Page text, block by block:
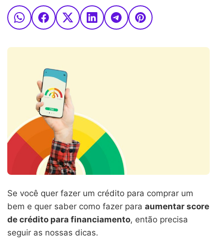
Se você quer fazer um crédito para comprar um
bem e quer saber como fazer para aumentar score
de crédito para financiamento, então precisa
seguir as nossas dicas.